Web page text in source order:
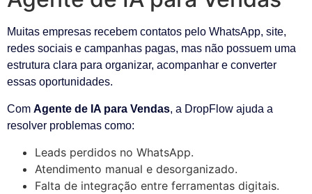
Muitas empresas recebem contatos pelo WhatsApp, site,
redes sociais e campanhas pagas, mas não possuem uma
estrutura clara para organizar, acompanhar e converter
essas oportunidades.
Com Agente de IA para Vendas, a DropFlow ajuda a
resolver problemas como:
Leads perdidos no WhatsApp.
Atendimento manual e desorganizado.
Falta de integração entre ferramentas digitais.